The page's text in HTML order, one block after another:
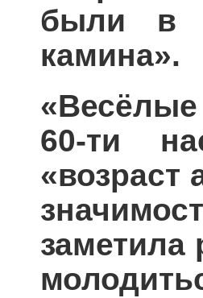
были в
камина».
60-ти
«возраст
заметила